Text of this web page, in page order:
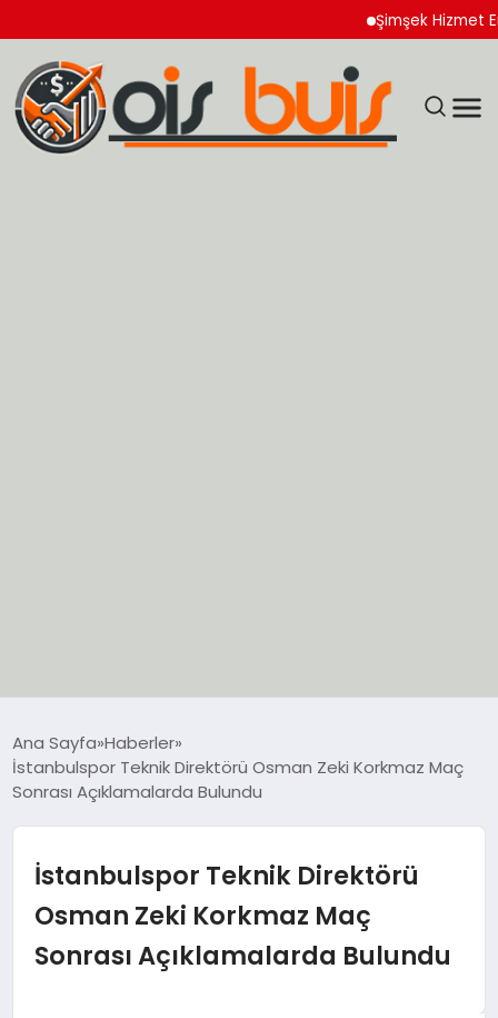
Şimşek Hizmet
EKONOMİ
SPOR
Ana Sayfa Haberler
İstanbulspor Teknik Direktörü Osman Zeki Korkmaz Maç
Sonrası Açıklamalarda Bulundu
İstanbulspor Teknik Direktörü
Osman Zeki Korkmaz Maç
Sonrası Açıklamalarda Bulundu